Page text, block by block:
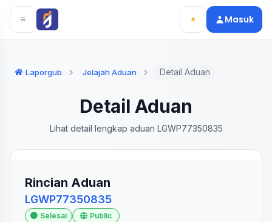
Langsung ke konten utama
Langsung ke navigasi
Masuk
Laporgub Jelajah Aduan Detail Aduan
Detail Aduan
Lihat detail lengkap aduan LGWP77350835
Rincian Aduan
LGWP77350835
Selesai Public